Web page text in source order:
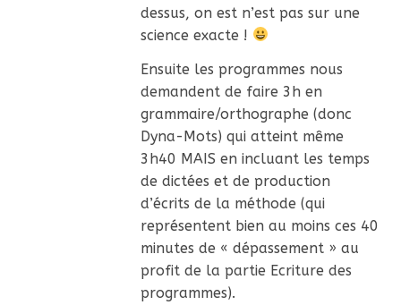
dessus, on est n’est pas sur une
science exacte !
Ensuite les programmes nous
demandent de faire 3h en
grammaire/orthographe (donc
Dyna-Mots) qui atteint même
3h40 MAIS en incluant les temps
de dictées et de production
d’écrits de la méthode (qui
représentent bien au moins ces 40
minutes de « dépassement » au
profit de la partie Ecriture des
programmes).